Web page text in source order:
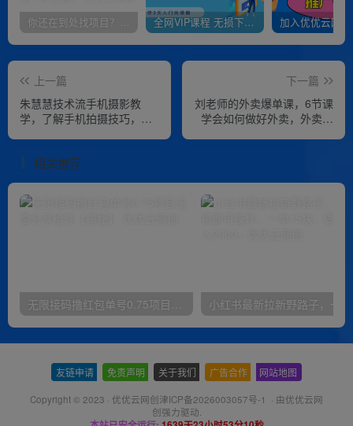
你还在到处找项目？还在当韭菜？我靠卖项目一个月收入5万+，曾经我也是个失败者。 全网VIP课程 无损下载~
上一篇
朱慧慧技术流手机摄影教
学，了解手机拍摄技巧，能
下一篇
刘老师的外卖爆单课，6节课
学会如何做好外卖，外卖商
相关推荐
无限接码撸红包单号0.75项目无偿分享给你【揭秘】
友链申请 免责声明 关于我们 广告合作 网站地图
Copyright © 2023 · 优优云网创津ICP备2026003057号-1 · 由优优云网
创强力驱动.